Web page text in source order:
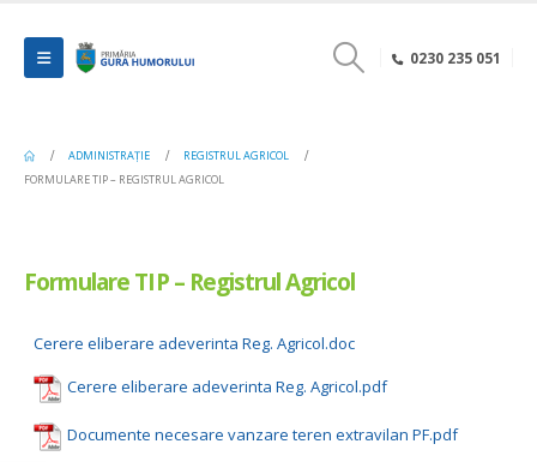
0230 235 051
ADMINISTRAȚIE
REGISTRUL AGRICOL
FORMULARE TIP – REGISTRUL AGRICOL
Formulare TIP – Registrul Agricol
Cerere eliberare adeverinta Reg. Agricol.doc
Cerere eliberare adeverinta Reg. Agricol.pdf
Documente necesare vanzare teren extravilan PF.pdf